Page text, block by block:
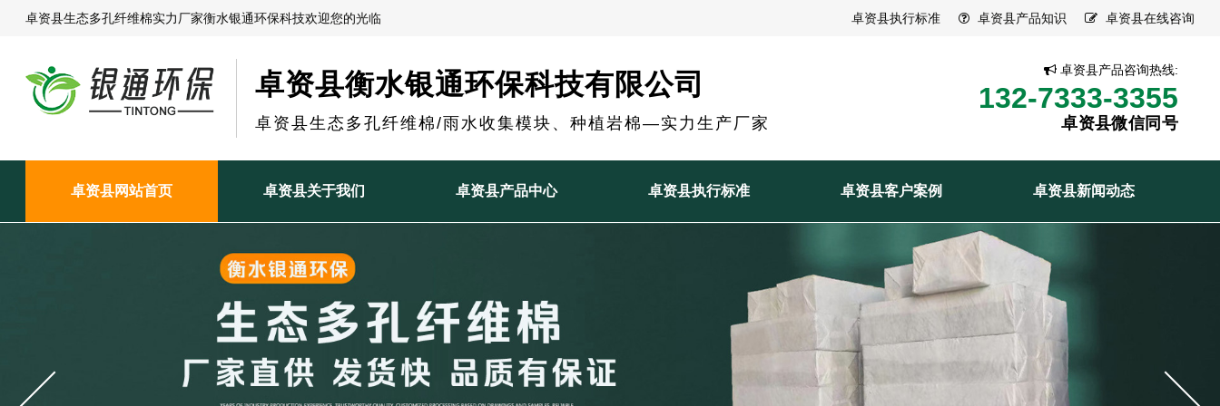
卓资县生态多孔纤维棉实力厂家衡水银通环保科技欢迎您的光临 卓资县执行标准 卓资县产品知识 卓资县在线咨询
卓资县衡水银通环保科技有限公司
卓资县生态多孔纤维棉/雨水收集模块、种植岩棉—实力生产厂家
卓资县产品咨询热线:
132-7333-3355
卓资县微信同号
卓资县网站首页 卓资县关于我们 卓资县产品中心 卓资县执行标准 卓资县客户案例 卓资县新闻动态